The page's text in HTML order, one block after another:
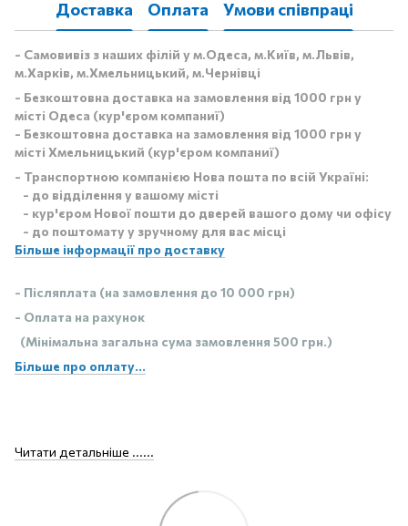
Доставка Оплата Умови співпраці
- Самовивіз з наших філій у м.Одеса, м.Київ, м.Львів,
м.Харків, м.Хмельницький, м.Чернівці
- Безкоштовна доставка на замовлення від 1000 грн у
місті Одеса (кур'єром компаниї)
- Безкоштовна доставка на замовлення від 1000 грн у
місті Хмельницький (кур'єром компаниї)
- Транспортною компанією Нова пошта по всій Україні:
- до відділення у вашому місті
- кур'єром Нової пошти до дверей вашого дому чи офісу
- до поштомату у зручному для вас місці
Більше інформації про доставку
- Післяплата (на замовлення до 10 000 грн)
- Оплата на рахунок
(Мінімальна загальна сума замовлення 500 грн.)
Більше про оплату...
Читати детальніше ......